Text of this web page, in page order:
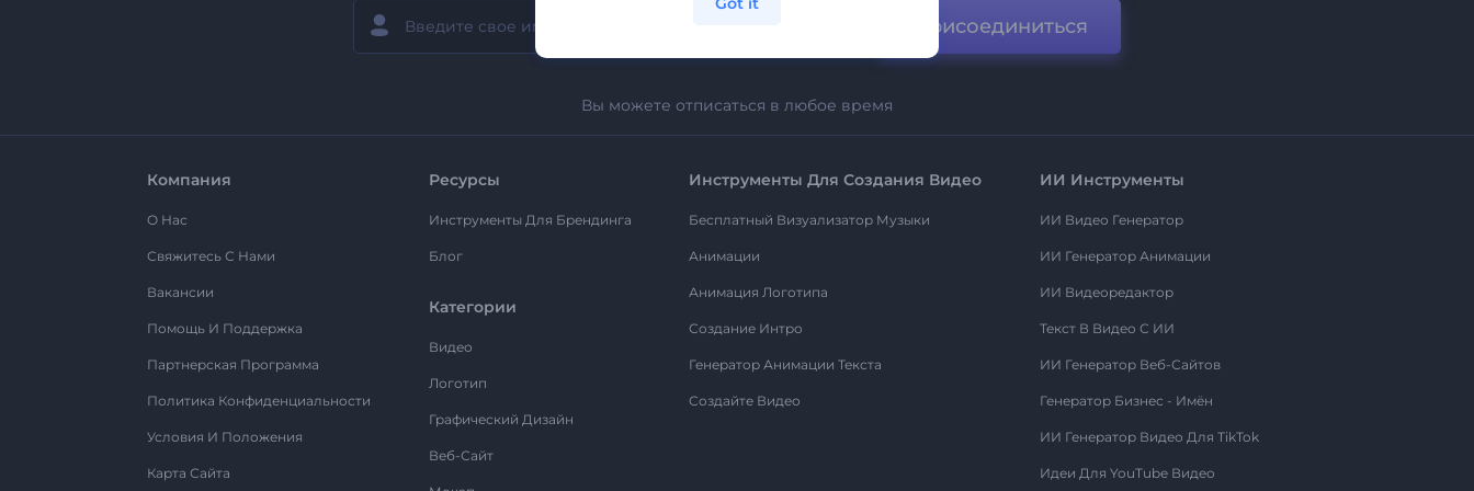
Присоединиться
Вы можете отписаться в любое время
Компания
О Нас
Свяжитесь С Нами
Вакансии
Помощь И Поддержка
Партнерская Программа
Политика Конфиденциальности
Условия И Положения
Карта Сайта
Ресурсы
Инструменты Для Брендинга
Блог
Категории
Видео
Логотип
Графический Дизайн
Веб-Сайт
Инструменты Для Создания Видео
Бесплатный Визуализатор Музыки
Анимации
Анимация Логотипа
Создание Интро
Генератор Анимации Текста
Создайте Видео
ИИ Инструменты
ИИ Видео Генератор
ИИ Генератор Анимации
ИИ Видеоредактор
Текст В Видео С ИИ
ИИ Генератор Веб-Сайтов
Генератор Бизнес - Имён
ИИ Генератор Видео Для TikTok
Идеи Для YouTube Видео